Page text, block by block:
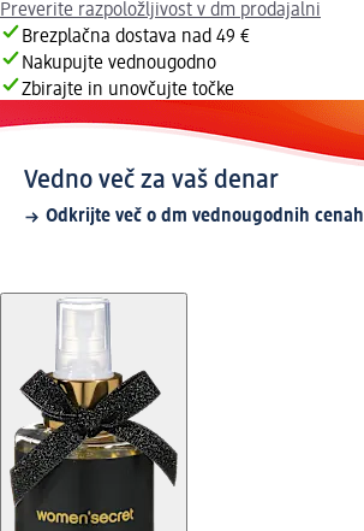
Preverite razpoložljivost v dm prodajalni
Brezplačna dostava nad 49 €
Nakupujte vednougodno
Zbirajte in unovčujte točke
Vedno več za vaš denar
Odkrijte več o dm vednougodnih cenah